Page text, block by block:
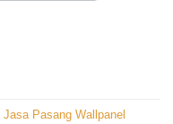
Jasa Pasang Wallpanel